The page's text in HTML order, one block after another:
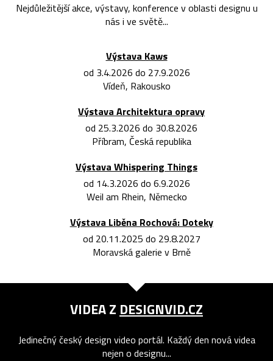
Nejdůležitější akce, výstavy, konference v oblasti designu u
nás i ve světě...
Výstava Kaws
od 3.4.2026 do 27.9.2026
Vídeň, Rakousko
Výstava Architektura opravy
od 25.3.2026 do 30.8.2026
Příbram, Česká republika
Výstava Whispering Things
od 14.3.2026 do 6.9.2026
Weil am Rhein, Německo
Výstava Liběna Rochová: Doteky
od 20.11.2025 do 29.8.2027
Moravská galerie v Brně
VIDEA Z DESIGNVID.CZ
Jedinečný český design video portál. Každý den nová videa
nejen o designu...